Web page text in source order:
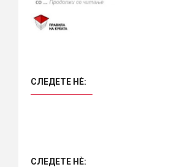
СЛЕДЕТЕ НÈ:
СЛЕДЕТЕ НÈ: